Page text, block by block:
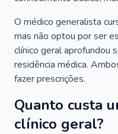
O médico generalista
mas não optou por ser
clínico geral aprofundou
residência médica.
fazer prescrições.
Quanto custa
clínico geral?